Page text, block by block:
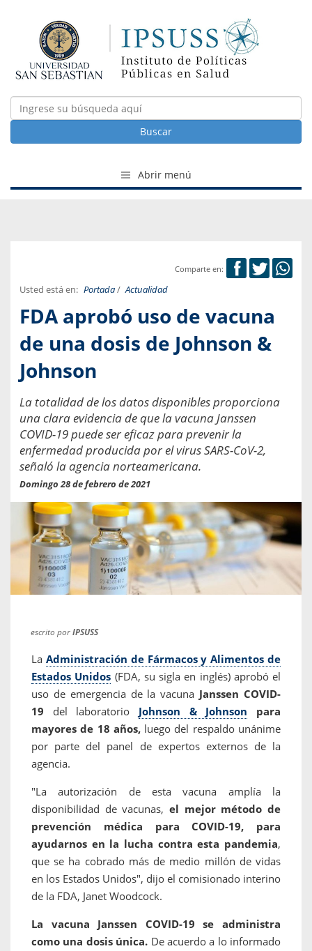
Buscar
Abrir menú
Comparte en:
Usted está en: Portada/ Actualidad
FDA aprobó uso de vacuna
de una dosis de Johnson &
Johnson
La totalidad de los datos disponibles proporciona
una clara evidencia de que la vacuna Janssen
COVID-19 puede ser eficaz para prevenir la
enfermedad producida por el virus SARS-CoV-2,
señaló la agencia norteamericana.
Domingo 28 de febrero de 2021
escrito porIPSUSS
La Administración de Fármacos y Alimentos de
Estados Unidos (FDA, su sigla en inglés) aprobó el
uso de emergencia de la vacuna Janssen COVID-
19
del laboratorio Johnson & Johnson
para
mayores de 18 años,luego del respaldo unánime
por parte del panel de expertos externos de la
agencia.
"La autorización de esta vacuna amplía la
disponibilidad de vacunas, el mejor método de
prevención médica para COVID-19, para
ayudarnos en la lucha contra esta pandemia,
que se ha cobrado más de medio millón de vidas
en los Estados Unidos", dijo el comisionado interino
de la FDA, Janet Woodcock.
La vacuna Janssen COVID-19 se administra
como una dosis única. De acuerdo a lo informado